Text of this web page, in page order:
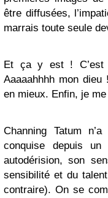
être diffusées,
marrais toute seule
Et ça y est ! C’est
Aaaaahhhh mon
en mieux. Enfin, je
Channing Tatum
conquise depuis
autodérision, son
sensibilité et du
contraire). On se